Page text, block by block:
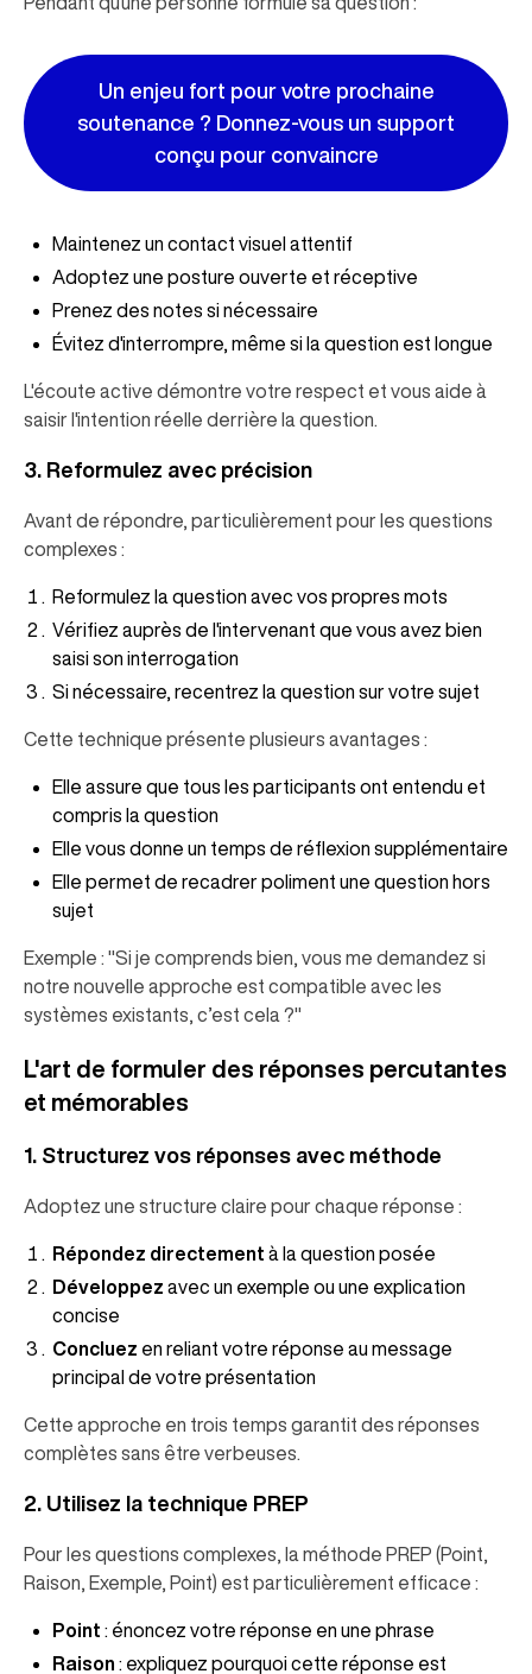
Un enjeu fort pour votre prochaine
soutenance ? Donnez-vous un support
conçu pour convaincre
Maintenez un contact visuel attentif
Adoptez une posture ouverte et réceptive
Prenez des notes si nécessaire
Évitez d'interrompre, même si la question est longue
L'écoute active démontre votre respect et vous aide à
saisir l'intention réelle derrière la question.
3. Reformulez avec précision
Avant de répondre, particulièrement pour les questions
complexes :
Reformulez la question avec vos propres mots
Vérifiez auprès de l'intervenant que vous avez bien
saisi son interrogation
Si nécessaire, recentrez la question sur votre sujet
Cette technique présente plusieurs avantages :
Elle assure que tous les participants ont entendu et
compris la question
Elle vous donne un temps de réflexion supplémentaire
Elle permet de recadrer poliment une question hors
sujet
Exemple : "Si je comprends bien, vous me demandez si
notre nouvelle approche est compatible avec les
systèmes existants, c’est cela ?"
L'art de formuler des réponses percutantes
et mémorables
1. Structurez vos réponses avec méthode
Adoptez une structure claire pour chaque réponse :
Répondez directement à la question posée
Développez avec un exemple ou une explication
concise
Concluez en reliant votre réponse au message
principal de votre présentation
Cette approche en trois temps garantit des réponses
complètes sans être verbeuses.
2. Utilisez la technique PREP
Pour les questions complexes, la méthode PREP (Point,
Raison, Exemple, Point) est particulièrement efficace :
Point : énoncez votre réponse en une phrase
Raison : expliquez pourquoi cette réponse est